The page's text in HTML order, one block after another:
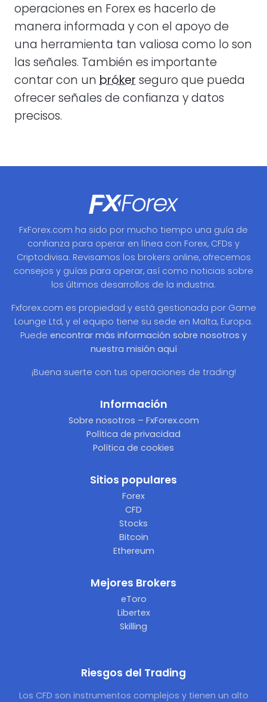
operaciones en Forex es hacerlo de
manera informada y con el apoyo de
una herramienta tan valiosa como lo son
las señales. También es importante
contar con un bróker seguro que pueda
ofrecer señales de confianza y datos
precisos.
FxForex.com ha sido por mucho tiempo una guía de
confianza para operar en línea con Forex, CFDs y
Criptodivisa. Revisamos los brokers online, ofrecemos
consejos y guías para operar, así como noticias sobre
los últimos desarrollos de la industria.
Fxforex.com es propiedad y está gestionada por Game
Lounge Ltd, y el equipo tiene su sede en Malta, Europa.
Puede encontrar más información sobre nosotros y
nuestra misión aquí
¡Buena suerte con tus operaciones de trading!
Información
Sobre nosotros – FxForex.com
Política de privacidad
Política de cookies
Sitios populares
Forex
CFD
Stocks
Bitcoin
Ethereum
Mejores Brokers
eToro
Libertex
Skilling
Riesgos del Trading
Los CFD son instrumentos complejos y tienen un alto